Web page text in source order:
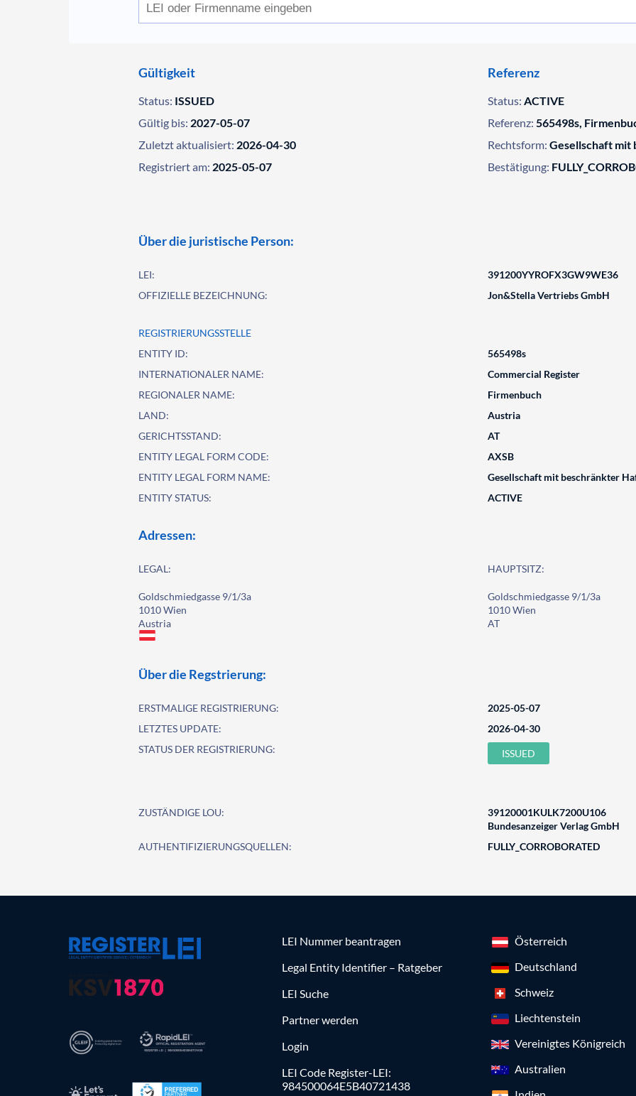
Gültigkeit
Status: ISSUED
Gültig bis: 2027-05-07
Zuletzt aktualisiert: 2026-04-30
Registriert am: 2025-05-07
Referenz
Status: ACTIVE
Referenz: 565498s,
Rechtsform: Gesellschaft mit
Bestätigung:
Über die juristische Person:
LEI:
391200YYROFX3GW9WE36
OFFIZIELLE BEZEICHNUNG:
Jon&Stella Vertriebs GmbH
REGISTRIERUNGSSTELLE
ENTITY ID:
565498s
INTERNATIONALER NAME:
Commercial Register
REGIONALER NAME:
Firmenbuch
LAND:
Austria
GERICHTSSTAND:
AT
ENTITY LEGAL FORM CODE:
AXSB
ENTITY LEGAL FORM NAME:
Gesellschaft mit beschränkter
ENTITY STATUS:
ACTIVE
Adressen:
LEGAL:
Goldschmiedgasse 9/1/3a
1010 Wien
Austria
HAUPTSITZ:
Goldschmiedgasse 9/1/3a
1010 Wien
AT
Über die Regstrierung:
ERSTMALIGE REGISTRIERUNG:
2025-05-07
LETZTES UPDATE:
2026-04-30
STATUS DER REGISTRIERUNG:
ISSUED
ZUSTÄNDIGE LOU:
39120001KULK7200U106
Bundesanzeiger Verlag GmbH
AUTHENTIFIZIERUNGSQUELLEN:
FULLY_CORROBORATED
LEI Nummer beantragen
Legal Entity Identifier – Ratgeber
LEI Suche
Partner werden
Login
LEI Code Register-LEI:
984500064E5B40721438
Österreich
Deutschland
Schweiz
Liechtenstein
Vereinigtes Königreich
Australien